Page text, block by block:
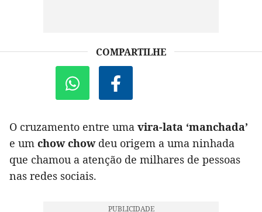
COMPARTILHE
O cruzamento entre uma vira-lata ‘manchada’
e um chow chowdeu origem a uma ninhada
que chamou a atenção de milhares de pessoas
nas redes sociais.